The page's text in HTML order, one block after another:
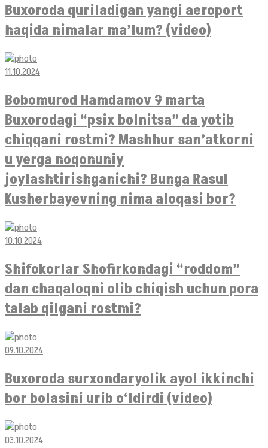
Buxoroda quriladigan yangi aeroport
haqida nimalar ma’lum? (video)
11.10.2024
Bobomurod Hamdamov 9 marta
Buxorodagi “psix bolnitsa” da yotib
chiqqani rostmi? Mashhur san’atkorni
u yerga noqonuniy
joylashtirishganichi? Bunga Rasul
Kusherbayevning nima aloqasi bor?
10.10.2024
Shifokorlar Shofirkondagi “roddom”
dan chaqaloqni olib chiqish uchun pora
talab qilgani rostmi?
09.10.2024
Buxoroda surxondaryolik ayol ikkinchi
bor bolasini urib o‘ldirdi (video)
03.10.2024